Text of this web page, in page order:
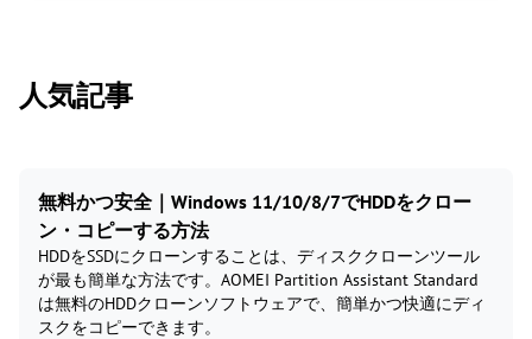
人気記事
無料かつ安全｜Windows 11/10/8/7でHDDをクロー
ン・コピーする方法
HDDをSSDにクローンすることは、ディスククローンツール
が最も簡単な方法です。AOMEI Partition Assistant Standard
は無料のHDDクローンソフトウェアで、簡単かつ快適にディ
スクをコピーできます。